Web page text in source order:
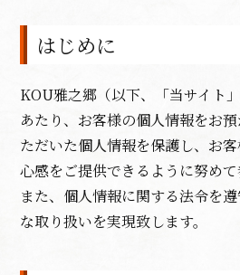
はじめに
KOU雅之郷（以下、「当サイト
あたり、お客様の個人情報をお
ただいた個人情報を保護し、お
心感をご提供できるように努めて
また、個人情報に関する法令を
な取り扱いを実現致します。